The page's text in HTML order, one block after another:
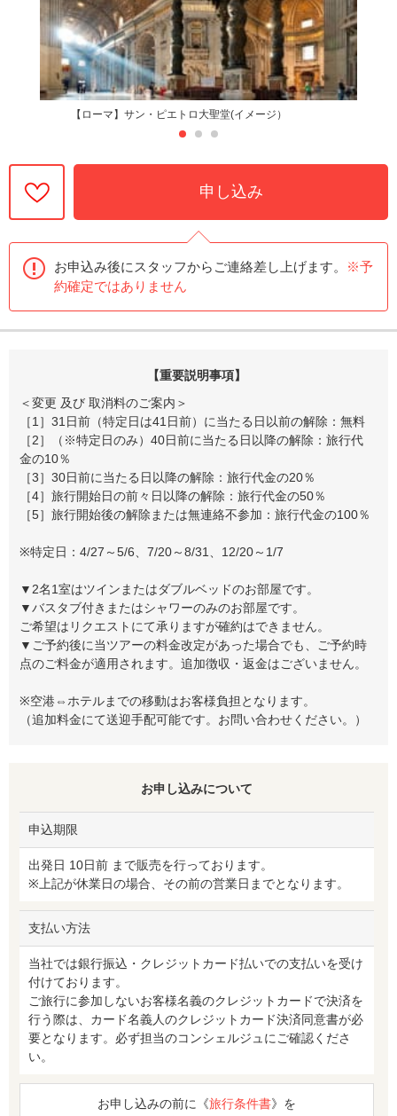
【ローマ】サン・ピエトロ大聖堂(イメージ）
申し込み
お申込み後にスタッフからご連絡差し上げます。
※予
約確定ではありません
【重要説明事項】
＜変更 及び 取消料のご案内＞
［1］31日前（特定日は41日前）に当たる日以前の解除：無料
［2］（※特定日のみ）40日前に当たる日以降の解除：旅行代
金の10％
［3］30日前に当たる日以降の解除：旅行代金の20％
［4］旅行開始日の前々日以降の解除：旅行代金の50％
［5］旅行開始後の解除または無連絡不参加：旅行代金の100％
※特定日：4/27～5/6、7/20～8/31、12/20～1/7
▼2名1室はツインまたはダブルベッドのお部屋です。
▼バスタブ付きまたはシャワーのみのお部屋です。
ご希望はリクエストにて承りますが確約はできません。
▼ご予約後に当ツアーの料金改定があった場合でも、ご予約時
点のご料金が適用されます。追加徴収・返金はございません。
※空港⇔ホテルまでの移動はお客様負担となります。
（追加料金にて送迎手配可能です。お問い合わせください。）
お申し込みについて
申込期限
出発日 10日前 まで販売を行っております。
※上記が休業日の場合、その前の営業日までとなります。
支払い方法
当社では銀行振込・クレジットカード払いでの支払いを受け
付けております。
ご旅行に参加しないお客様名義のクレジットカードで決済を
行う際は、カード名義人のクレジットカード決済同意書が必
要となります。必ず担当のコンシェルジュにご確認くださ
い。
お申し込みの前に《旅行条件書》を